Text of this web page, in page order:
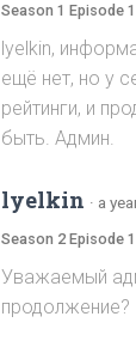
Season 1 Episode
lyelkin,
ещё нет, но у
рейтинги, и
быть. Админ.
lyelkin · a
Season 2 Episode
Уважаемый
продолжение?